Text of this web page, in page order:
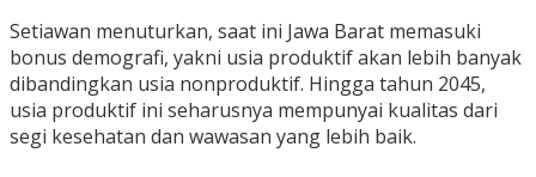
Setiawan menuturkan, saat ini Jawa Barat memasuki
bonus demografi, yakni usia produktif akan lebih banyak
dibandingkan usia nonproduktif. Hingga tahun 2045,
usia produktif ini seharusnya mempunyai kualitas dari
segi kesehatan dan wawasan yang lebih baik.